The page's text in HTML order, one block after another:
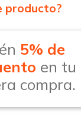
producto?
5% de
en tu
compra.